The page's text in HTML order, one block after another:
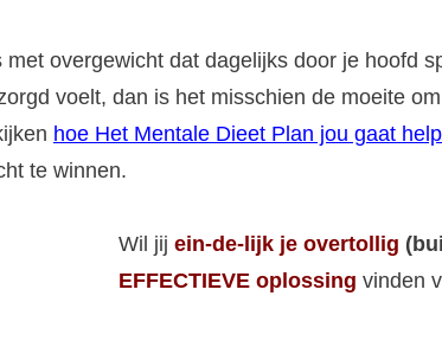
met overgewicht dat dagelijks door je hoofd
voelt, dan is het misschien de moeite
hoe Het Mentale Dieet Plan jou gaat
te winnen.
Wil jij ein-de-lijk je overtollig
EFFECTIEVE oplossing vinden